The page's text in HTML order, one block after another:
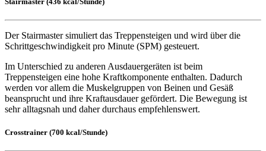
Der Stairmaster simuliert das Treppensteigen und wird über die
Schrittgeschwindigkeit pro Minute (SPM) gesteuert.
Im Unterschied zu anderen Ausdauergeräten ist beim
Treppensteigen eine hohe Kraftkomponente enthalten. Dadurch
werden vor allem die Muskelgruppen von Beinen und Gesäß
beansprucht und ihre Kraftausdauer gefördert. Die Bewegung ist
sehr alltagsnah und daher durchaus empfehlenswert.
Crosstrainer (700 kcal/Stunde)